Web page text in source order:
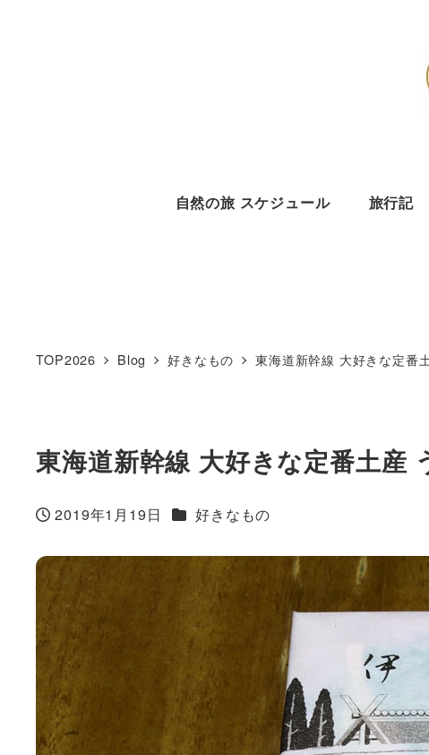
自然の旅 スケジュール 旅行記
TOP2026 Blog 好きなもの 東海道新幹線 大好きな定番
東海道新幹線 大好きな定番土産
投稿日
2019年1月19日 カテゴリー
好きなもの